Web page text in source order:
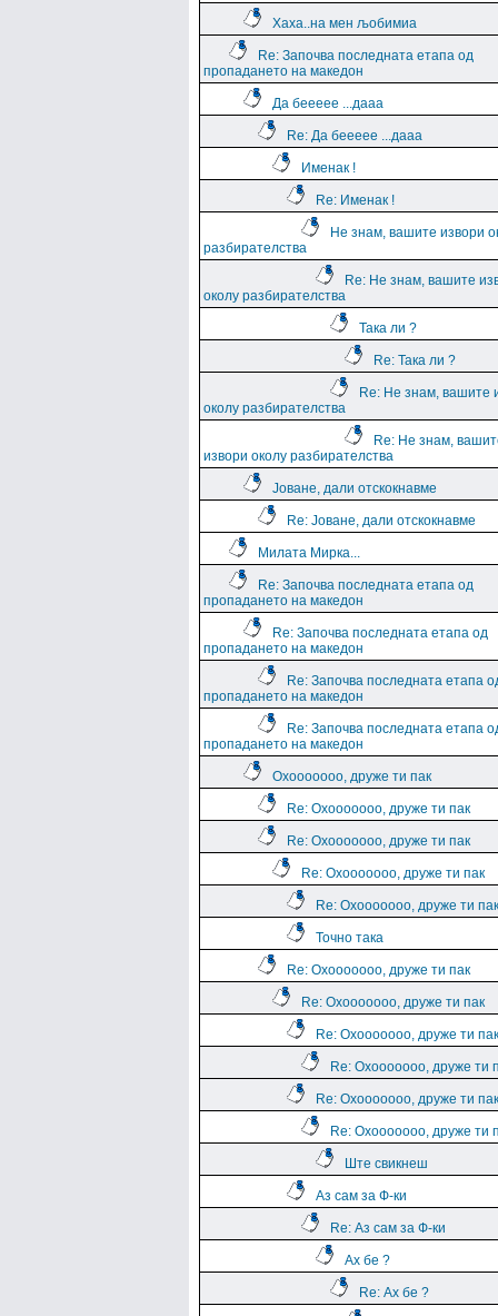
Хаха..на мен љобимиа
Re: Започва последната етапа од
пропадането на македон
Да беееее ...дааа
Re: Да беееее ...дааа
Именак !
Re: Именак !
Не знам, вашите извори
разбирателства
Re: Не знам, вашите
околу разбирателства
Така ли ?
Re: Така ли ?
Re: Не знам, вашите
околу разбирателства
Re: Не знам,
извори околу разбирателства
Јоване, дали отскокнавме
Re: Јоване, дали отскокнавме
Милата Мирка...
Re: Започва последната етапа од
пропадането на македон
Re: Започва последната етапа од
пропадането на македон
Re: Започва последната етапа
пропадането на македон
Re: Започва последната етапа
пропадането на македон
Охооооооо, друже ти пак
Re: Охооооооо, друже ти пак
Re: Охооооооо, друже ти пак
Re: Охооооооо, друже ти пак
Re: Охооооооо, друже ти пак
Точно така
Re: Охооооооо, друже ти пак
Re: Охооооооо, друже ти пак
Re: Охооооооо, друже ти пак
Re: Охооооооо, друже ти
Re: Охооооооо, друже ти пак
Re: Охооооооо, друже ти
Ште свикнеш
Аз сам за Ф-ки
Re: Аз сам за Ф-ки
Ах бе ?
Re: Ах бе ?